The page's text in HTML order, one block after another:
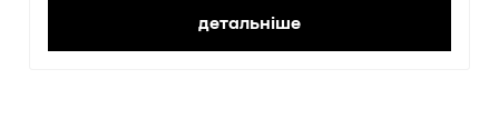
детальніше